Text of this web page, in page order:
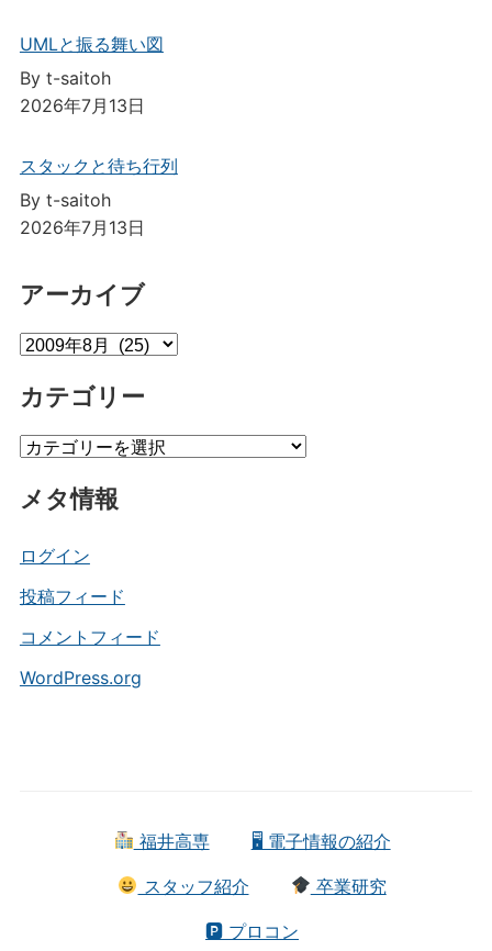
UMLと振る舞い図
By t-saitoh
2026年7月13日
スタックと待ち行列
By t-saitoh
2026年7月13日
アーカイブ
ア
カ
ブ
カテゴリー
カ
ゴ
ー
メタ情報
ログイン
投稿フィード
コメントフィード
WordPress.org
福井高専 🖥 電子情報の紹介
スタッフ紹介 卒業研究
🅿 プロコン